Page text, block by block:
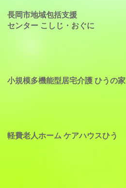
長岡市地域包括支援
センター こしじ・おぐに
小規模多機能型居宅介護 ひうの家
軽費老人ホーム ケアハウスひう